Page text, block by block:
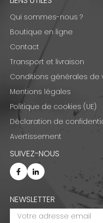
Qui sommes-nous ?
Boutique en ligne
Contact
Transport et livraison
Conditions générales de
Mentions légales
Politique de cookies (UE)
Déclaration de
Avertissement
SUIVEZ-NOUS
NEWSLETTER